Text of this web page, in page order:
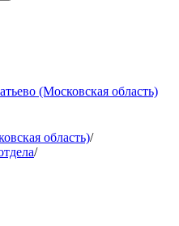
(Московская область)
область)/
/